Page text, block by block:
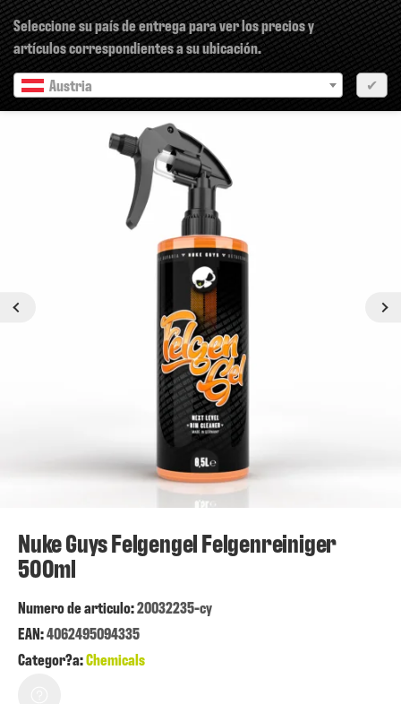
Seleccione su país de entrega para ver los precios y
artículos correspondientes a su ubicación.
Austria
✔
Anterior siguiente
Nuke Guys Felgengel Felgenreiniger
500ml
Numero de articulo:20032235-cy
EAN:4062495094335
Categor?a:Chemicals